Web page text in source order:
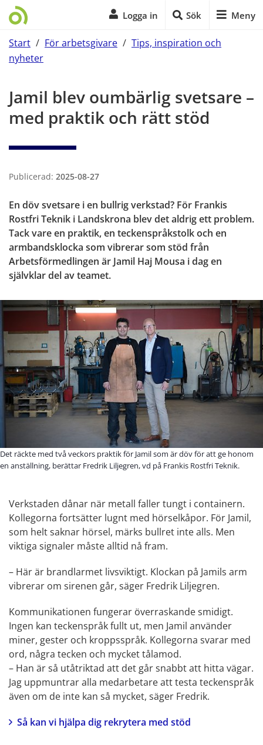
Logga in Sök Meny
Start / För arbetsgivare / Tips, inspiration och
nyheter
Jamil blev oumbärlig svetsare –
med praktik och rätt stöd
Publicerad: 2025-08-27
En döv svetsare i en bullrig verkstad? För Frankis
Rostfri Teknik i Landskrona blev det aldrig ett problem.
Tack vare en praktik, en teckenspråkstolk och en
armbandsklocka som vibrerar som stöd från
Arbetsförmedlingen är Jamil Haj Mousa i dag en
självklar del av teamet.
Det räckte med två veckors praktik för Jamil som är döv för att ge honom
en anställning, berättar Fredrik Liljegren, vd på Frankis Rostfri Teknik.
Verkstaden dånar när metall faller tungt i containern.
Kollegorna fortsätter lugnt med hörselkåpor. För Jamil,
som helt saknar hörsel, märks bullret inte alls. Men
viktiga signaler måste alltid nå fram.
– Här är brandlarmet livsviktigt. Klockan på Jamils arm
vibrerar om sirenen går, säger Fredrik Liljegren.
Kommunikationen fungerar överraskande smidigt.
Ingen kan teckenspråk fullt ut, men Jamil använder
miner, gester och kroppsspråk. Kollegorna svarar med
ord, några tecken och mycket tålamod.
– Han är så utåtriktad att det går snabbt att hitta vägar.
Jag uppmuntrar alla medarbetare att testa teckenspråk
även om de inte kan så mycket, säger Fredrik.
Så kan vi hjälpa dig rekrytera med stöd